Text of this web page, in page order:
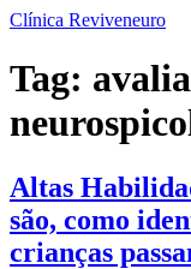
Ir
o
conteúdo
Clínica Reviveneuro
Tag:
Altas
são, como
crianças